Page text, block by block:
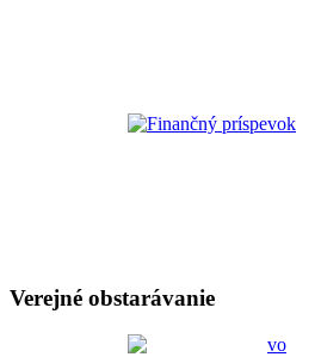
Verejné obstarávanie